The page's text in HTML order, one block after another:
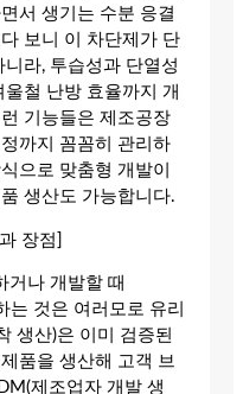
서 생기는 수분 응결
보니 이 차단제가 단
라, 투습성과 단열성
철 난방 효율까지 개
기능들은 제조공장
까지 꼼꼼히 관리하
으로 맞춤형 개발이
생산도 가능합니다.
장점]
거나 개발할 때
는 것은 여러모로 유리
생산)은 이미 검증된
품을 생산해 고객 브
제조업자 개발 생